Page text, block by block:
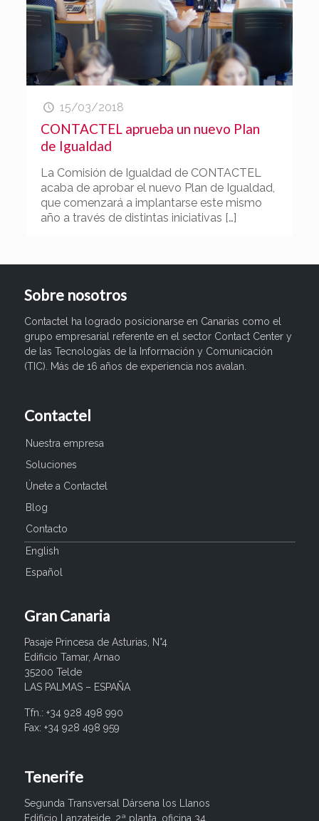
15/03/2018
CONTACTEL aprueba un nuevo Plan
de Igualdad
La Comisión de Igualdad de CONTACTEL
acaba de aprobar el nuevo Plan de Igualdad,
que comenzará a implantarse este mismo
año a través de distintas iniciativas […]
Sobre nosotros
Contactel ha logrado posicionarse en Canarias como el
grupo empresarial referente en el sector Contact Center y
de las Tecnologías de la Información y Comunicación
(TIC). Más de 16 años de experiencia nos avalan.
Contactel
Nuestra empresa
Soluciones
Únete a Contactel
Blog
Contacto
English
Español
Gran Canaria
Pasaje Princesa de Asturias, N°4
Edificio Tamar, Arnao
35200 Telde
LAS PALMAS – ESPAÑA
Tfn.: +34 928 498 990
Fax: +34 928 498 959
Tenerife
Segunda Transversal Dársena los Llanos
Edificio Lanzateide. 2ª planta, oficina 34